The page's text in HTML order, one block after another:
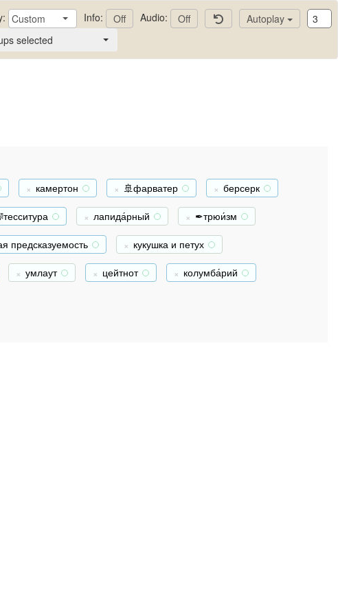
Autoplay
Custom Info: Off Audio: Off
selected
камертон + 🚢фарватер + берсерк +
+ лапида́рный + ✒трюи́зм +
предсказуемость + кукушка и петух +
умлаут + цейтнот + колумба́рий +